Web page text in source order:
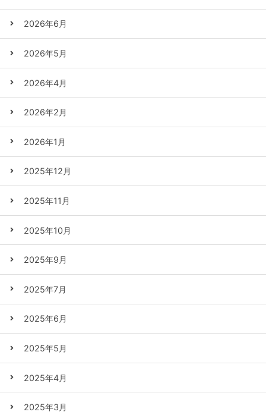
2026年6月
2026年5月
2026年4月
2026年2月
2026年1月
2025年12月
2025年11月
2025年10月
2025年9月
2025年7月
2025年6月
2025年5月
2025年4月
2025年3月